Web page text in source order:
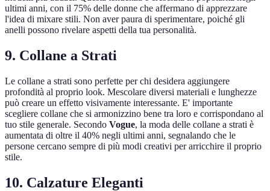
ultimi anni, con il 75% delle donne che affermano di apprezzare
l'idea di mixare stili. Non aver paura di sperimentare, poiché gli
anelli possono rivelare aspetti della tua personalità.
9. Collane a Strati
Le collane a strati sono perfette per chi desidera aggiungere
profondità al proprio look. Mescolare diversi materiali e lunghezze
può creare un effetto visivamente interessante. E' importante
scegliere collane che si armonizzino bene tra loro e corrispondano al
tuo stile generale. Secondo Vogue, la moda delle collane a strati è
aumentata di oltre il 40% negli ultimi anni, segnalando che le
persone cercano sempre di più modi creativi per arricchire il proprio
stile.
10. Calzature Eleganti